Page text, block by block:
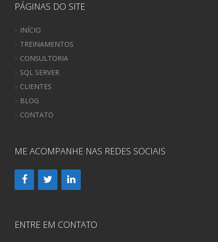
PÁGINAS DO SITE
INÍCIO
TREINAMENTOS
CONSULTORIA
SQL SERVER
CLIENTES
BLOG
CONTATO
ME ACOMPANHE NAS REDES SOCIAIS
ENTRE EM CONTATO